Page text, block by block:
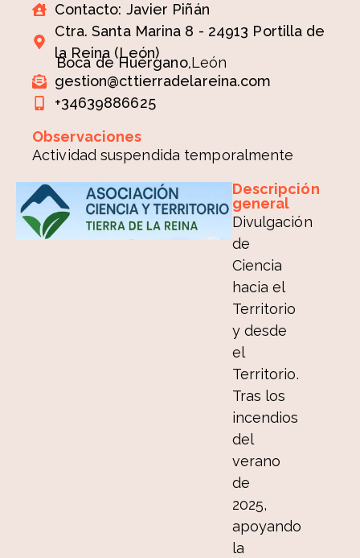
Contacto: Javier Piñán
Ctra. Santa Marina 8 - 24913 Portilla de
la Reina (León)
Boca de Huérgano,León
gestion@cttierradelareina.com
+34639886625
Observaciones
Actividad suspendida temporalmente
Descripción
general
Divulgación
de
Ciencia
hacia el
Territorio
y desde
el
Territorio.
Tras los
incendios
del
verano
de
2025,
apoyando
la